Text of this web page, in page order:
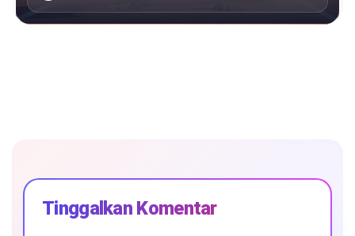
Tinggalkan Komentar